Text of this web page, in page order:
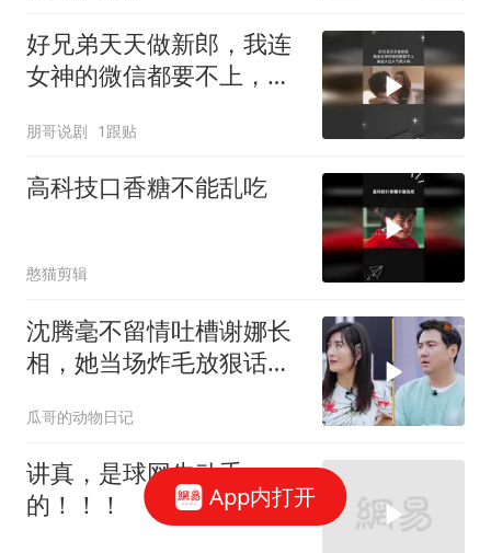
好兄弟天天做新郎，我连
女神的微信都要不上，真
朋哥说剧 1跟贴
高科技口香糖不能乱吃
憨猫剪辑
沈腾毫不留情吐槽谢娜长
相，她当场炸毛放狠话，
瓜哥的动物日记
讲真，是球网先动手
的！！！
App内打开